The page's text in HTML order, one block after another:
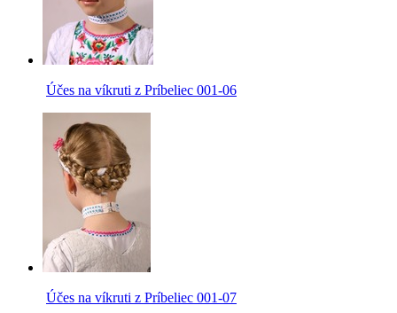
Účes na víkruti z Príbeliec 001-06
Účes na víkruti z Príbeliec 001-07